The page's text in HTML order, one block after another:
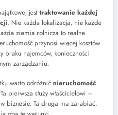
jesttraktowanie każdej
. Nie każda lokalizacja, nie każde
ziemia rolnicza to realne
przynosi więcej kosztów
braku najemców, konieczności
zarządzaniu.
warto odróżnić nieruchomość
pierwsza służy właścicielowi –
biznesie. Ta druga ma zarabiać.